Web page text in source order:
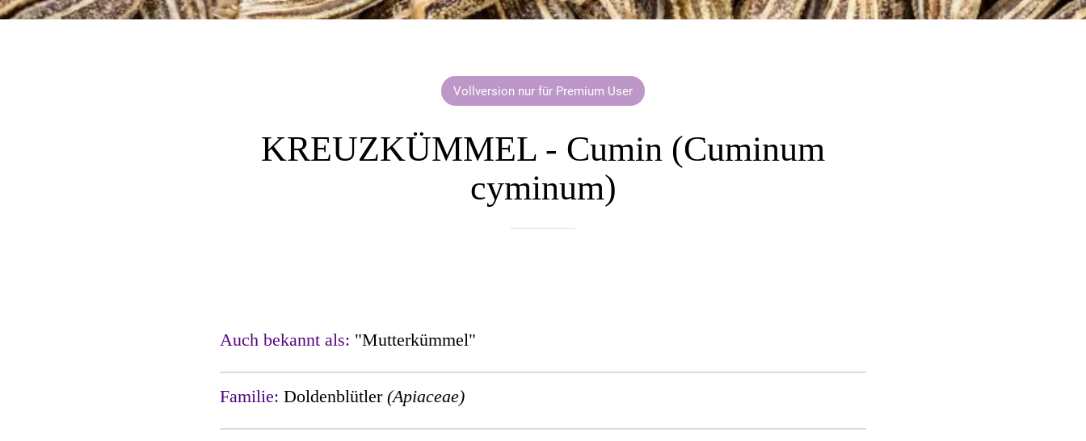
Vollversion nur für Premium User
KREUZKÜMMEL - Cumin (Cuminum
cyminum)
Auch bekannt als: "Mutterkümmel"
Familie: Doldenblütler (Apiaceae)